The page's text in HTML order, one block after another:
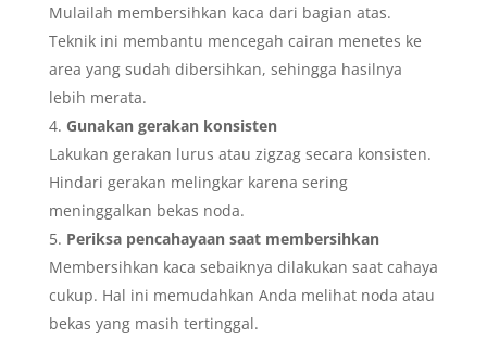
Mulailah membersihkan kaca dari bagian atas.
Teknik ini membantu mencegah cairan menetes ke
area yang sudah dibersihkan, sehingga hasilnya
lebih merata.
Gunakan gerakan konsisten
Lakukan gerakan lurus atau zigzag secara konsisten.
Hindari gerakan melingkar karena sering
meninggalkan bekas noda.
Periksa pencahayaan saat membersihkan
Membersihkan kaca sebaiknya dilakukan saat cahaya
cukup. Hal ini memudahkan Anda melihat noda atau
bekas yang masih tertinggal.